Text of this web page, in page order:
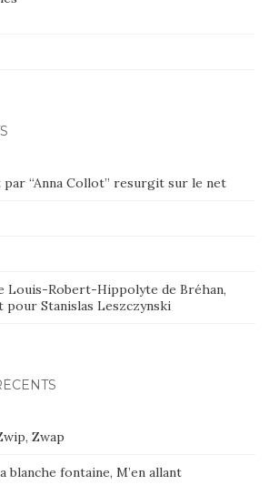
“Anna Collot” resurgit sur le net
Louis-Robert-Hippolyte de Bréhan,
Stanislas Leszczynski
Zwap
blanche fontaine, M’en allant